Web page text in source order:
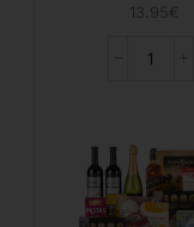
13.95 €